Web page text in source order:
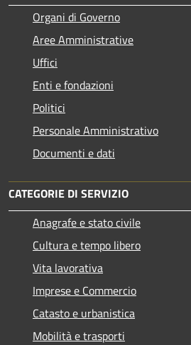
Organi di Governo
Aree Amministrative
Uffici
Enti e fondazioni
Politici
Personale Amministrativo
Documenti e dati
CATEGORIE DI SERVIZIO
Anagrafe e stato civile
Cultura e tempo libero
Vita lavorativa
Imprese e Commercio
Catasto e urbanistica
Mobilità e trasporti